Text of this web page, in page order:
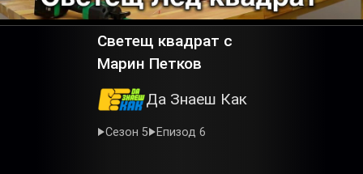
Светещ квадрат с
Марин Петков
Да Знаеш Как
Сезон 5 Епизод 6